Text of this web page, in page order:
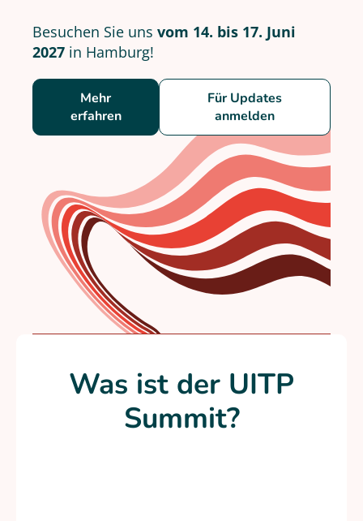
Besuchen Sie uns vom 14. bis 17. Juni
2027 in Hamburg!
Mehr
erfahren
Für Updates
anmelden
Was ist der UITP
Summit?